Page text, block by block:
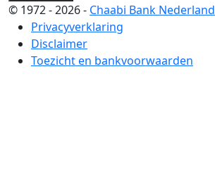
© 1972 - 2026 - Chaabi Bank Nederland
Privacyverklaring
Disclaimer
Toezicht en bankvoorwaarden